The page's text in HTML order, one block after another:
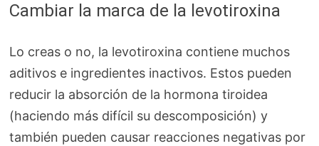
Cambiar la marca de la levotiroxina
Lo creas o no, la levotiroxina contiene muchos
aditivos e ingredientes inactivos. Estos pueden
reducir la absorción de la hormona tiroidea
(haciendo más difícil su descomposición) y
también pueden causar reacciones negativas por